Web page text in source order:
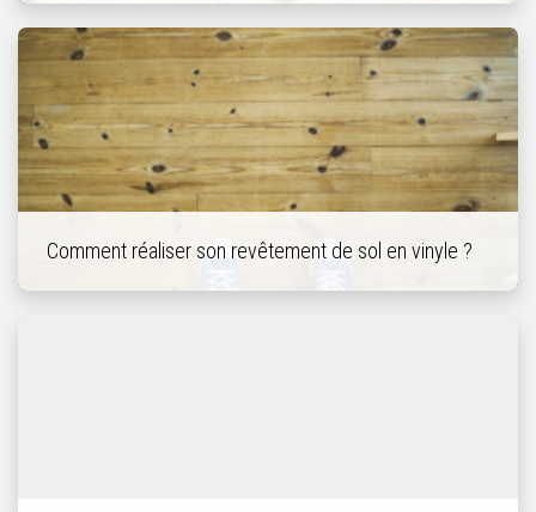
Comment réaliser son revêtement de sol en vinyle ?